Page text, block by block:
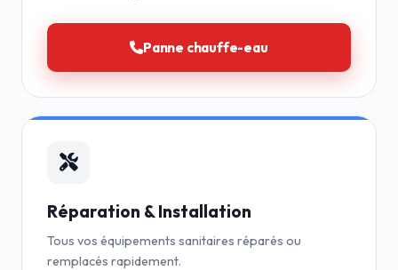
Panne chauffe-eau
Réparation & Installation
Tous vos équipements sanitaires réparés ou
remplacés rapidement.